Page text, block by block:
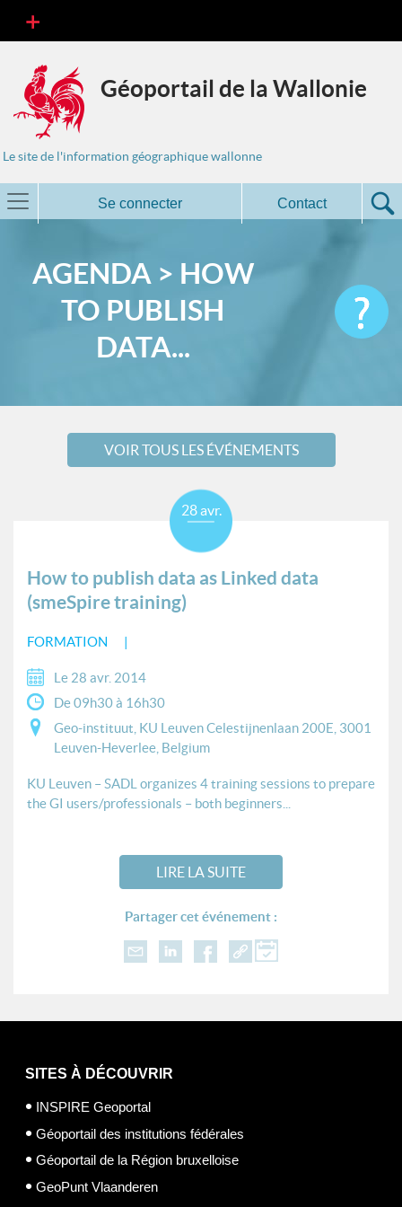
Géoportail de la Wallonie
Le site de l'information géographique wallonne
Se connecter Contact
AGENDA > HOW
TO PUBLISH
DATA...
VOIR TOUS LES ÉVÉNEMENTS
How to publish data as Linked data
(smeSpire training)
FORMATION
28 avr.
Le 28 avr. 2014
De 09h30 à 16h30
Geo-instituut, KU Leuven Celestijnenlaan 200E, 3001
Leuven-Heverlee, Belgium
KU Leuven – SADL organizes 4 training sessions to prepare
the GI users/professionals – both beginners...
LIRE LA SUITE
Partager cet événement :
SITES À DÉCOUVRIR
INSPIRE Geoportal
Géoportail des institutions fédérales
Géoportail de la Région bruxelloise
GeoPunt Vlaanderen